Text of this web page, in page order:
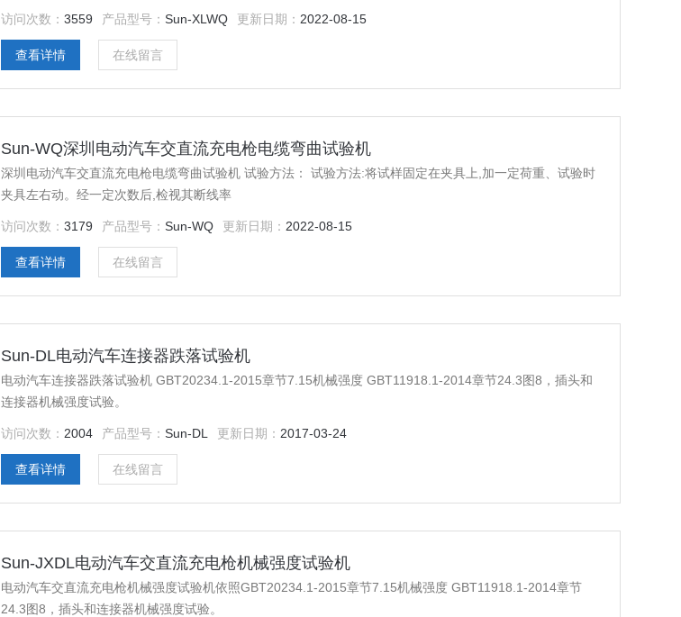
访问次数：3559 产品型号：Sun-XLWQ 更新日期： 2022-08-15
查看详情 在线留言
Sun-WQ深圳电动汽车交直流充电枪电缆弯曲试验机
深圳电动汽车交直流充电枪电缆弯曲试验机 试验方法： 试验方法:将试样固定在夹具上,加一定荷重、试验时
夹具左右动。经一定次数后,检视其断线率
访问次数：3179 产品型号：Sun-WQ 更新日期： 2022-08-15
查看详情 在线留言
Sun-DL电动汽车连接器跌落试验机
电动汽车连接器跌落试验机 GBT20234.1-2015章节7.15机械强度 GBT11918.1-2014章节24.3图8，插头和
连接器机械强度试验。
访问次数： 2004 产品型号：Sun-DL 更新日期： 2017-03-24
查看详情 在线留言
Sun-JXDL电动汽车交直流充电枪机械强度试验机
电动汽车交直流充电枪机械强度试验机依照GBT20234.1-2015章节7.15机械强度 GBT11918.1-2014章节
24.3图8，插头和连接器机械强度试验。